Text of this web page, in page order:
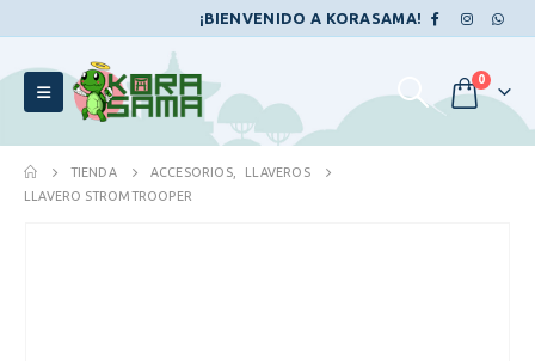
¡BIENVENIDO A KORASAMA!
0
TIENDA ACCESORIOS,
LLAVEROS
LLAVERO STROMTROOPER